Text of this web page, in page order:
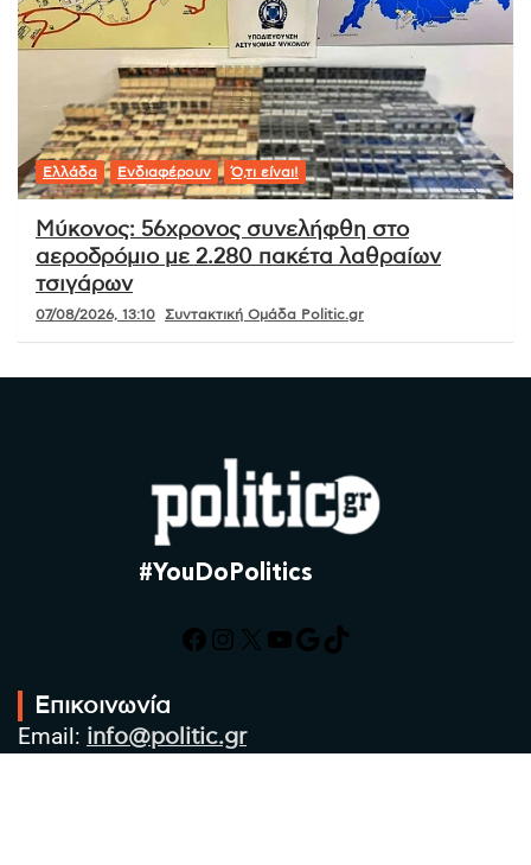
Ελλάδα Ενδιαφέρουν Ό,τι είναι!
Μύκονος: 56χρονος συνελήφθη στο
αεροδρόμιο με 2.280 πακέτα λαθραίων
τσιγάρων
07/08/2026, 13:10 Συντακτική Ομάδα Politic.gr
#YouDoPolitics
Facebook
Instagram
X YouTube
Google
TikTok
Επικοινωνία
Email: info@politic.gr